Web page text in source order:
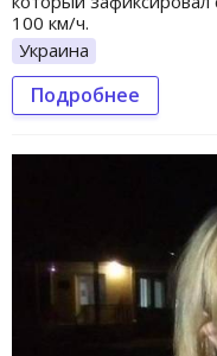
100 км/ч.
Украина
Подробнее